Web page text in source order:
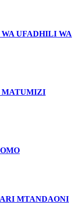
UFADHILI WA
MATUMIZI
MTANDAONI